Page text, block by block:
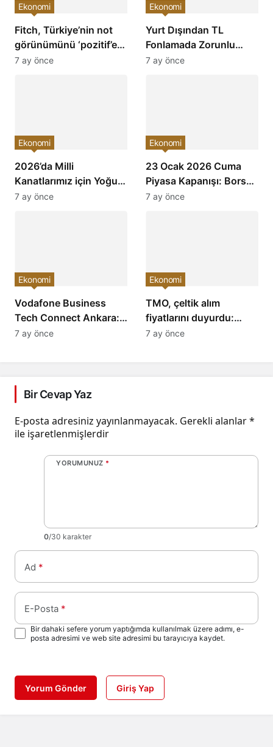
Fitch, Türkiye’nin not
görünümünü ‘pozitif’e
çevirdi ve yatırımcıların
Ekonomi
7 ay önce
Yurt Dışından TL
Fonlamada Zorunlu
Karşılık Oranları
Ekonomi
7 ay önce
2026’da Milli
Kanatlarımız için Yoğun
Mesai: Türkiye’nin
Ekonomi
7 ay önce
23 Ocak 2026 Cuma
Piyasa Kapanışı: Borsa,
Dolar, Altın ve Kripto
Ekonomi
7 ay önce
Vodafone Business
Tech Connect Ankara:
Teknoloji Devrimi
Ekonomi
7 ay önce
TMO, çeltik alım
fiyatlarını duyurdu:
Baldo, cammeo ve
Ekonomi
7 ay önce
Bir Cevap Yaz
E-posta adresiniz yayınlanmayacak. Gerekli alanlar*
ile işaretlenmişlerdir
YORUMUNUZ *
0/30 karakter
Ad *
E-Posta *
Bir dahaki sefere yorum yaptığımda kullanılmak üzere adımı, e-
posta adresimi ve web site adresimi bu tarayıcıya kaydet.
Yorum Gönder Giriş Yap